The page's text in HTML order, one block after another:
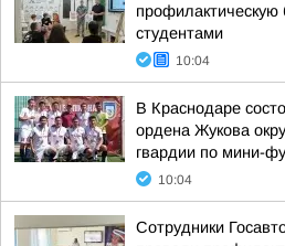
профилактическую
студентами
10:04
В Краснодаре
ордена Жукова
гвардии по мини-
10:04
Сотрудники